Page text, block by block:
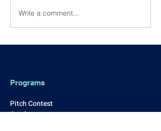
Honored to Support the
01 FinTech Excellence
Write a comment...
Programs
Pitch Contest
Academy